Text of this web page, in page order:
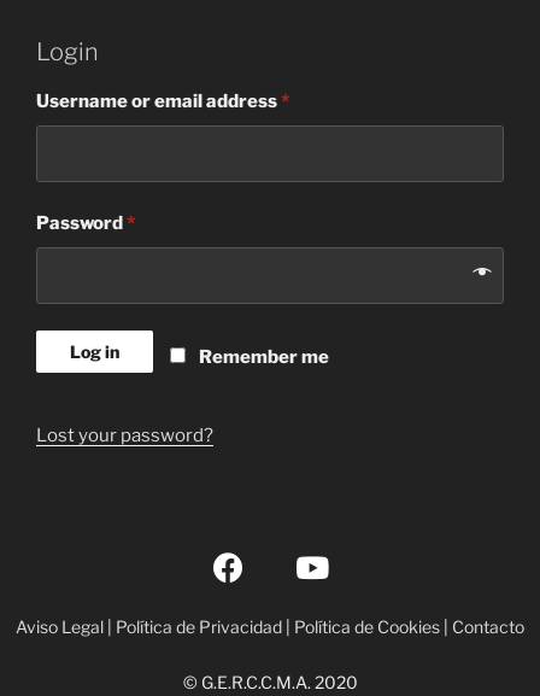
Login
Username or email address*
Password*
Remember me
Log in
Lost your password?
Aviso Legal Política de Privacidad Política de Cookies Contacto
© G.E.R.C.C.M.A. 2020